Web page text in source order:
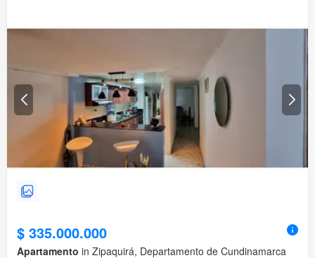
$ 335.000.000
Apartamento in Zipaquirá, Departamento de Cundinamarca